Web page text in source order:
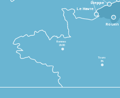
Le Havre
Dieppe
Rennes
2h30
Tours
3h
Rouen